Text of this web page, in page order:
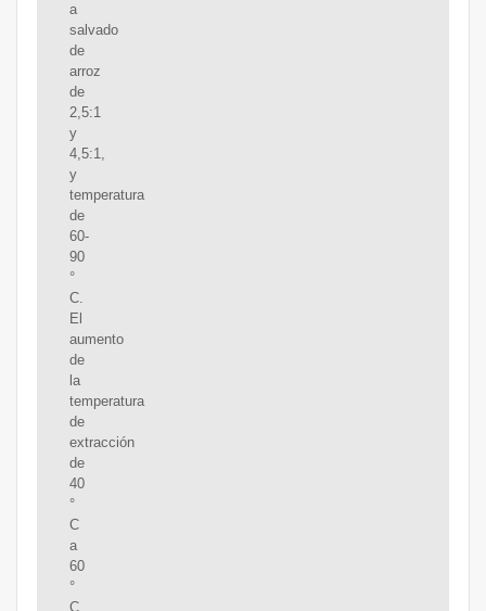
a
salvado
de
arroz
de
2,5:1
y
4,5:1,
y
temperatura
de
60-
90
°
C.
El
aumento
de
la
temperatura
de
extracción
de
40
°
C
a
60
°
C